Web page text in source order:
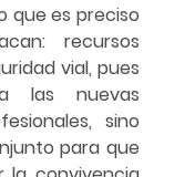
que es preciso
recursos
vial, pues
las nuevas
sino
para que